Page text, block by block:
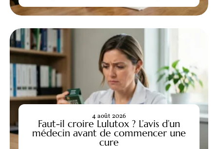
Faut-il croire Lulutox ? L’avis d’un
médecin avant de commencer une
cure
4 août 2026